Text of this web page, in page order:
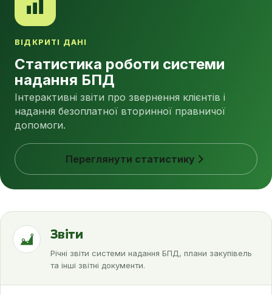
ВІДКРИТІ ДАНІ
Статистика роботи системи
надання БПД
Інтерактивні звіти про звернення клієнтів і
надання безоплатної вторинної правничої
допомоги.
Переглянути статистику
Звіти
Річні звіти системи надання БПД, плани закупівель
та інші звітні документи.